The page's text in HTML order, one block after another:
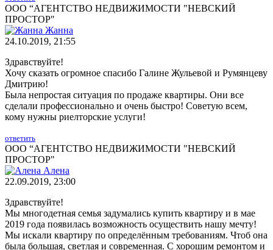
ООО “АГЕНТСТВО НЕДВИЖИМОСТИ "НЕВСКИЙ
ПРОСТОР"
Жанна
24.10.2019, 21:55
Здравствуйте!
Хочу сказать огромное спасибо Галине Жульевой и Румянцеву
Дмитрию!
Была непростая ситуация по продаже квартиры. Они все
сделали профессионально и очень быстро! Советую всем,
кому нужны риелторские услуги!
ответить
ООО “АГЕНТСТВО НЕДВИЖИМОСТИ "НЕВСКИЙ
ПРОСТОР"
Алена
22.09.2019, 23:00
Здравствуйте!
Мы многодетная семья задумались купить квартиру и в мае
2019 года появилась возможность осуществить нашу мечту!
Мы искали квартиру по определённым требованиям. Чтоб она
была большая, светлая и современная. С хорошим ремонтом и